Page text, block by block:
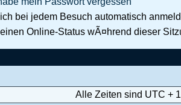
bei jedem Besuch automatisch
Online-Status wÃ¤hrend dieser
Alle Zeiten sind UTC +